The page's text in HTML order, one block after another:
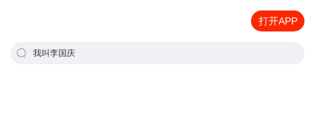
打开APP
我叫李国庆